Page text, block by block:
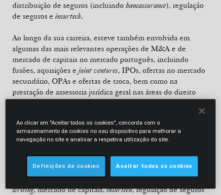
distribuição de seguros (incluindo bancassurance), regulação
de seguros e insurtech.
Ao longo da sua carreira, esteve também envolvida em
algumas das mais relevantes operações de M&A e de
mercado de capitais no mercado português, incluindo
fusões, aquisições e joint ventures, IPOs, ofertas no mercado
secundário, OPAs e ofertas de troca, bem como na
prestação de assessoria jurídica geral nas áreas do direito
instituições financeiras, alimentação e retalho.
Faculdade de Direito da Universidade Católica Portuguesa
até 2017, tendo nos últimos anos sido convidada por
diversas instituições a lecionar sobre os temas comolegal
writing, mercado de capitais,insurtech, regulação de seguros
Ao clicar em "Aceitar todos os cookies", concorda com o
armazenamento de cookies no seu dispositivo para melhorar a
navegação no site e analisar a respetiva utilização do site.
Definições de cookies Aceitar todos os cookies